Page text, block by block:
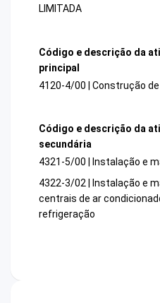
LIMITADA
Código e descrição da
principal
4120-4/00 | Construção
Código e descrição da
secundária
4321-5/00 | Instalação e
4322-3/02 | Instalação e
centrais de ar
refrigeração